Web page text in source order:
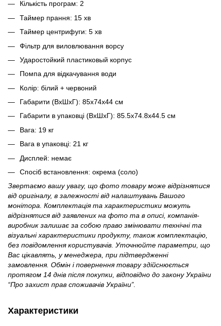
Кількість програм: 2
Таймер прання: 15 хв
Таймер центрифуги: 5 хв
Фільтр для виловлювання ворсу
Ударостойкий пластиковый корпус
Помпа для відкачування води
Колір: білий + червоний
Габарити (ВхШхГ): 85х74х44 см
Габарити в упаковці (ВхШхГ): 85.5х74.8х44.5 см
Вага: 19 кг
Вага в упаковці: 21 кг
Дисплей: немає
Спосіб встановлення: окрема (соло)
Звертаємо вашу увагу, що фото товару може відрізнятися
від оригіналу, в залежності від налаштувань Вашого
монітора. Комплектація та характеристики можуть
відрізнятися від заявлених на фото та в описі, компанія-
виробник залишає за собою право змінювати технічні та
візуальні характеристики продукту, також комплектацію,
без повідомлення користувачів. Уточнюйте параметри, що
Вас цікавлять, у менеджера, при підтвердженні
замовлення. Обмін і повернення товару здійснюється
протягом 14 днів після покупки, відповідно до закону України
“Про захист прав споживачів України”.
Характеристики